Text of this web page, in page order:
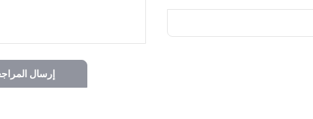
إرسال